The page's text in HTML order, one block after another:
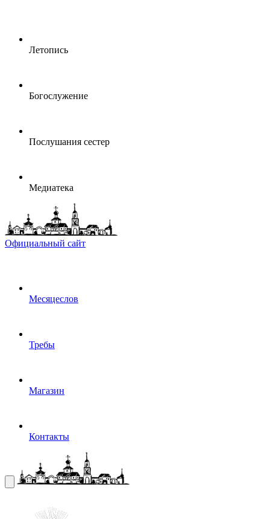
Летопись
Богослужение
Послушания сестер
Медиатека
Официальный сайт
Месяцеслов
Требы
Магазин
Контакты